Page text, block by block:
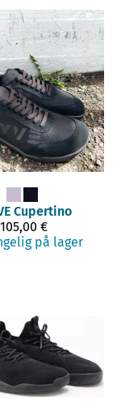
Cupertino
105,00 €
på lager